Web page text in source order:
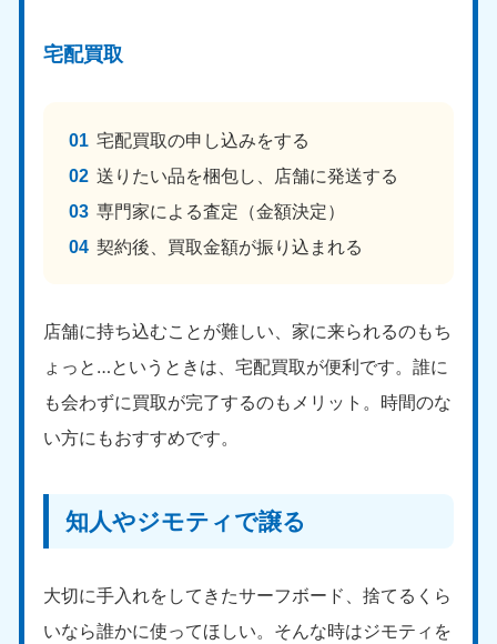
宅配買取
宅配買取の申し込みをする
送りたい品を梱包し、店舗に発送する
専門家による査定（金額決定）
契約後、買取金額が振り込まれる
店舗に持ち込むことが難しい、家に来られるのもち
ょっと…というときは、宅配買取が便利です。誰に
も会わずに買取が完了するのもメリット。時間のな
い方にもおすすめです。
知人やジモティで譲る
大切に手入れをしてきたサーフボード、捨てるくら
いなら誰かに使ってほしい。そんな時はジモティを
050-1881-5258
富山県
050-1881-5262
9:00〜19:00 年中無休
050-1881-5257
9:00〜19:00 年中無休
新潟県
050-1881-5263
大阪府
050-1881-5250
9:00〜19:00 年中無休
兵庫県
050-1881-5251
9:00〜19:00 年中無休
050-1881-5249
9:00〜19:00 年中無休 9:00〜19:00 年中無休
050-1881-5253
9:00〜19:00 年中無休
050-1881-5252
9:00〜19:00 年中無休